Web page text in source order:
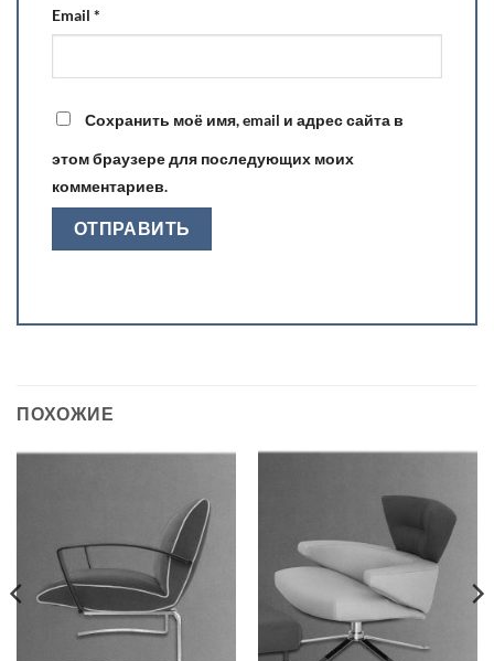
Email *
Сохранить моё имя, email и адрес сайта в
этом браузере для последующих моих
комментариев.
ПОХОЖИЕ